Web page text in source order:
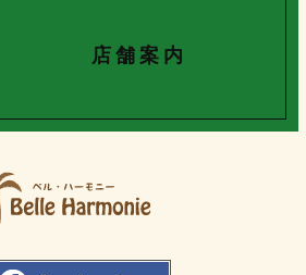
店 舗 案 内